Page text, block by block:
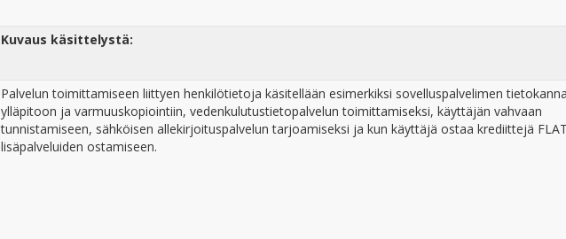
Kuvaus käsittelystä:
Palvelun toimittamiseen liittyen henkilötietoja käsitellään esimerkiksi sovelluspalvelimen
ylläpitoon ja varmuuskopiointiin, vedenkulutustietopalvelun toimittamiseksi, käyttäjän vahvaan
tunnistamiseen, sähköisen allekirjoituspalvelun tarjoamiseksi ja kun käyttäjä ostaa krediittejä
lisäpalveluiden ostamiseen.